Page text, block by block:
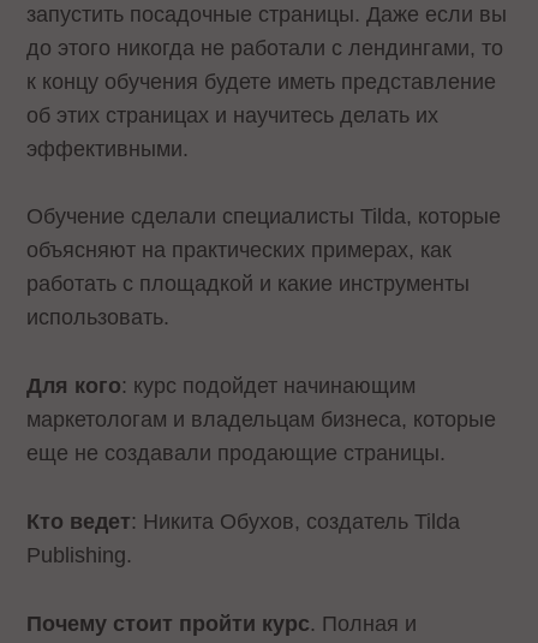
запустить посадочные страницы. Даже если вы
до этого никогда не работали с лендингами, то
к концу обучения будете иметь представление
об этих страницах и научитесь делать их
эффективными.
Обучение сделали специалисты Tilda, которые
объясняют на практических примерах, как
работать с площадкой и какие инструменты
использовать.
Для кого: курс подойдет начинающим
маркетологам и владельцам бизнеса, которые
еще не создавали продающие страницы.
Кто ведет: Никита Обухов, создатель Tilda
Publishing.
Почему стоит пройти курс. Полная и